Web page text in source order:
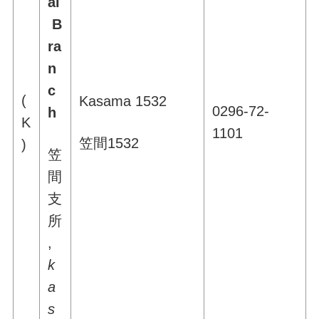
(
K
)
B
ra
n
c
h
笠
間
支
所
,
k
a
s
Kasama 1532
笠間1532
0296-72-
1101